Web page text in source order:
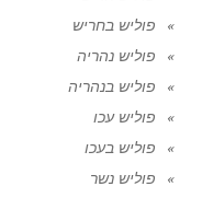
פוליש בחריש
פוליש נהריה
פוליש בנהריה
פוליש עכו
פוליש בעכו
פוליש נשר